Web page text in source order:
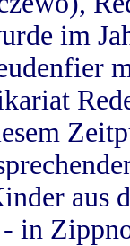
im
aus
in